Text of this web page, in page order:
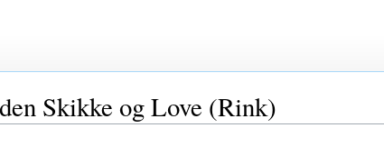
Skikke og Love (Rink)